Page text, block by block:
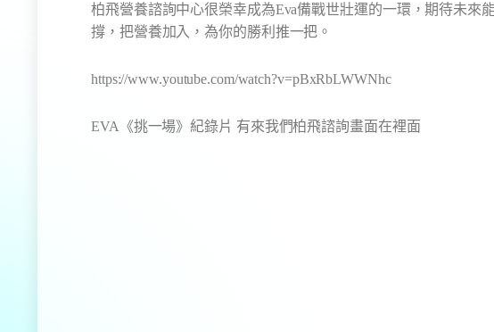
柏飛營養諮詢中心很榮幸成為Eva備戰世壯運的一環，期待未來
撐，把營養加入，為你的勝利推一把。
https://www.youtube.com/watch?v=pBxRbLWWNhc
EVA 《挑一場》紀錄片 有來我們柏飛諮詢畫面在裡面